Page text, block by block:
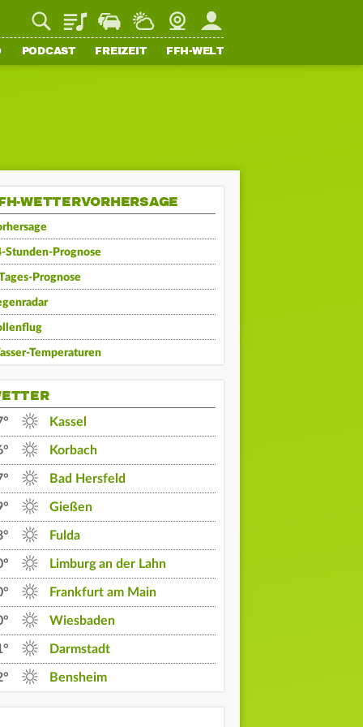
PlaylistStaupilotWetterWebcamMein FFH
PODCAST FREIZEIT FFH-WELT
21 Uhr
19°
WETTERVORHERSAGE
Stunden-Prognose
Prognose
Temperaturen
Kassel
Korbach
Bad Hersfeld
Gießen
Fulda
Limburg an der Lahn
Frankfurt am Main
Wiesbaden
Darmstadt
Bensheim